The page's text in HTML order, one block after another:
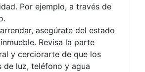
Por ejemplo, a través de
asegúrate del estado
Revisa la parte
y cerciorarte de que los
de luz, teléfono y agua